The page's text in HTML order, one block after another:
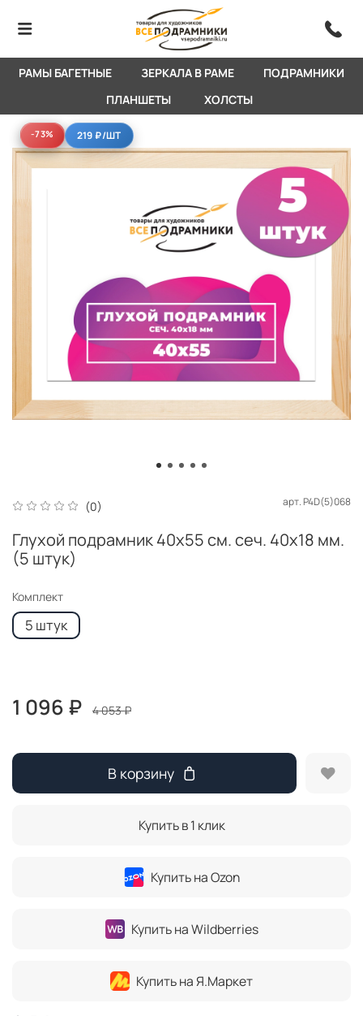
РАМЫ БАГЕТНЫЕ ЗЕРКАЛА В РАМЕ
ПОДРАМНИКИ
ПЛАНШЕТЫ
ХОЛСТЫ
-73%
-73% 219 ₽/ШТ
(0) арт.P4D(5)068
Глухой подрамник 40x55 см. сеч. 40х18 мм.
(5 штук)
Комплект
5 штук
1 096 ₽ 4 053 ₽
В корзину
Купить в 1 клик
Купить на Ozon
Купить на Wildberries
Купить на Я.Маркет